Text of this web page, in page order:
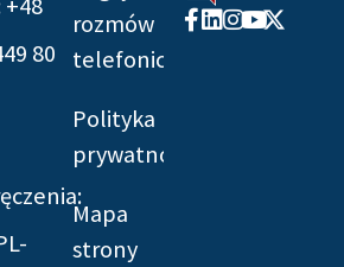
+48
80
rozmów
telefonicznych
Polityka
prywatności
Mapa
strony
Facebook-
f
Linkedin
Instagram
Youtube
X-
twitter